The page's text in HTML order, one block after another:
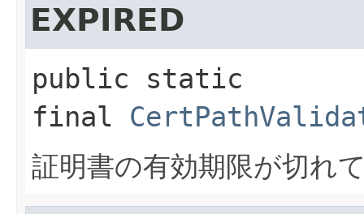
EXPIRED
public static
final
証明書の有効期限が切れ